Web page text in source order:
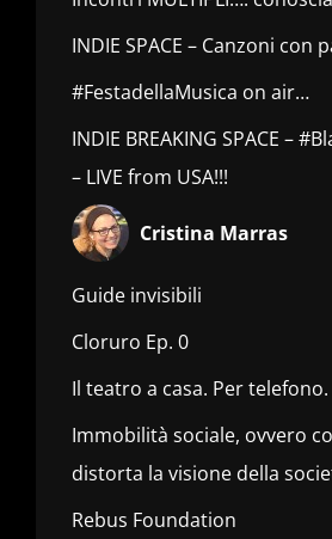
INDIE SPACE – Canzoni con
#FestadellaMusica on air…
INDIE BREAKING SPACE –
– LIVE from USA!!!
Cristina Marras
Guide invisibili
Cloruro Ep. 0
Il teatro a casa. Per telefono.
Immobilità sociale, ovvero
distorta la visione della
Rebus Foundation